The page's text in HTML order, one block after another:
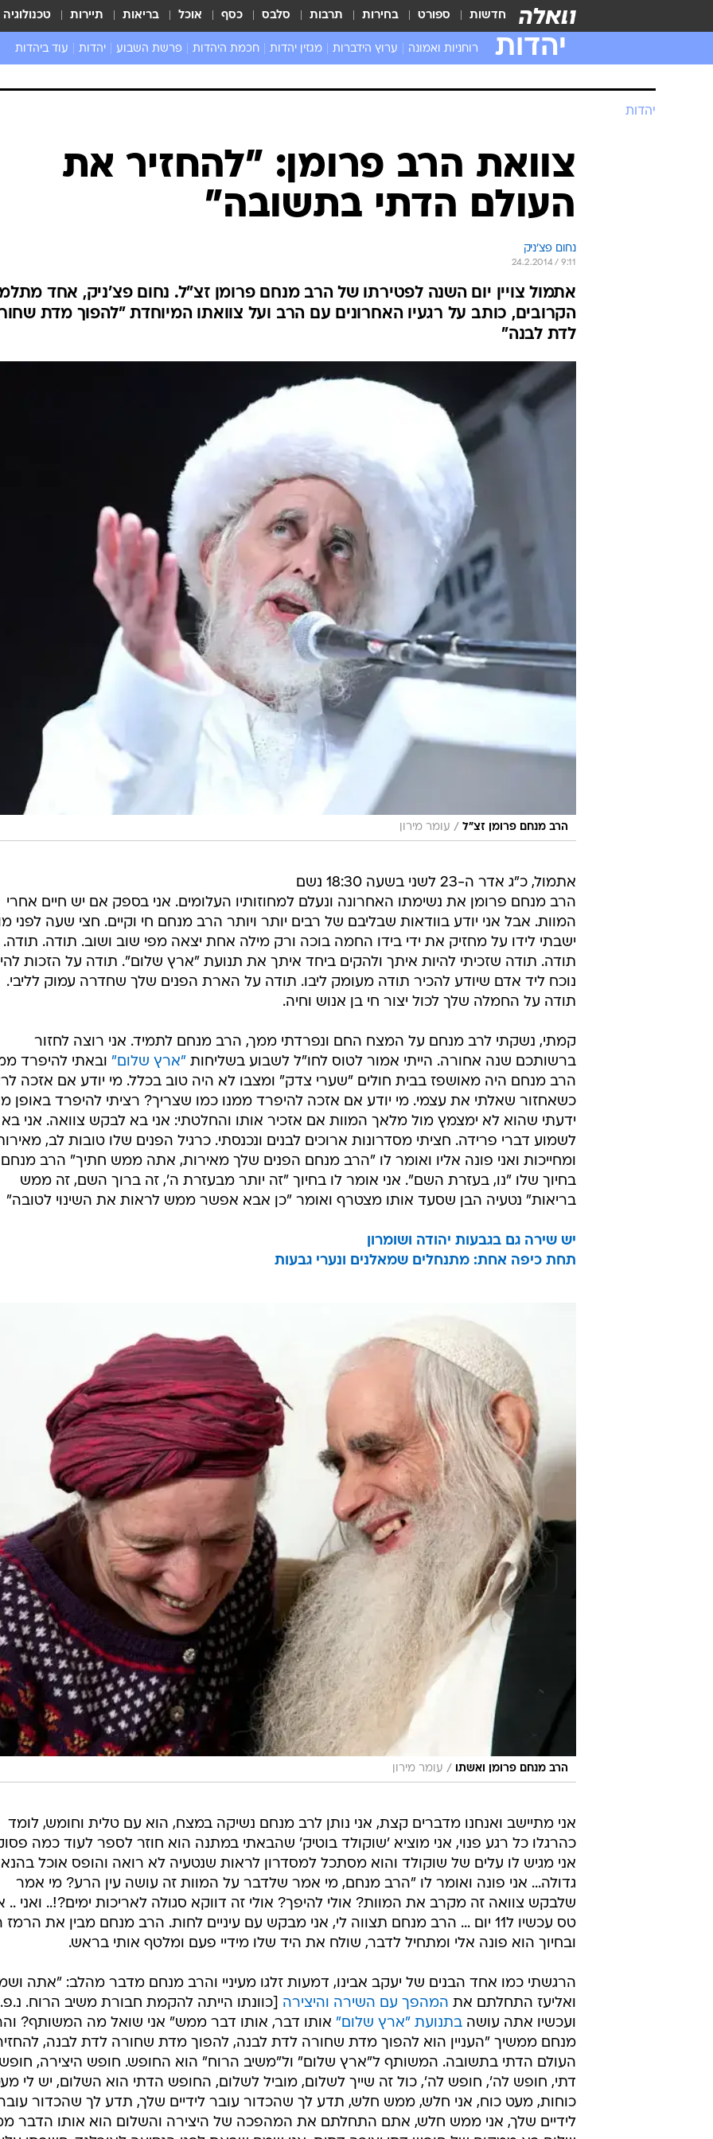
חדשות ספורט בחירות תרבות סלבס כסף אוכל בריאות תיירות טכנולוגיה
יהדות רוחניות ואמונה ערוץ הידברות מגזין יהדות חכמת היהדות פרשת השבוע יהדות עוד ביהדות
יהדות
צוואת הרב פרומן: "להחזיר את
העולם הדתי בתשובה"
נחום פצ'ניק
24.2.2014 / 9:11
אתמול צויין יום השנה לפטירתו של הרב מנחם פרומן זצ"ל. נחום פצ'ניק, אחד
הקרובים, כותב על רגעיו האחרונים עם הרב ועל צוואתו המיוחדת "להפוך מדת
לדת לבנה"
הרב מנחם פרומן זצ"ל / עומר מירון
אתמול, כ"ג אדר ה-23 לשני בשעה 18:30 נשם
הרב מנחם פרומן את נשימתו האחרונה ונעלם למחוזותיו העלומים. אני בספק אם יש חיים אחרי
המוות. אבל אני יודע בוודאות שבליבם של רבים יותר ויותר הרב מנחם חי וקיים. חצי שעה לפני
ישבתי לידו על מחזיק את ידי בידו החמה בוכה ורק מילה אחת יצאה מפי שוב ושוב. תודה. תודה.
תודה. תודה שזכיתי להיות איתך ולהקים ביחד איתך את תנועת "ארץ שלום". תודה על הזכות
נוכח ליד אדם שיודע להכיר תודה מעומק ליבו. תודה על הארת הפנים שלך שחדרה עמוק לליבי.
תודה על החמלה שלך לכול יצור חי בן אנוש וחיה.
קמתי, נשקתי לרב מנחם על המצח החם ונפרדתי ממך, הרב מנחם לתמיד. אני רוצה לחזור
ברשותכם שנה אחורה. הייתי אמור לטוס לחו"ל לשבוע בשליחות "ארץ שלום" ובאתי להיפרד
הרב מנחם היה מאושפז בבית חולים "שערי צדק" ומצבו לא היה טוב בכלל. מי יודע אם אזכה
כשאחזור שאלתי את עצמי. מי יודע אם אזכה להיפרד ממנו כמו שצריך? רציתי להיפרד באופן
ידעתי שהוא לא ימצמץ מול מלאך המוות אם אזכיר אותו והחלטתי: אני בא לבקש צוואה. אני בא
לשמוע דברי פרידה. חציתי מסדרונות ארוכים לבנים ונכנסתי. כרגיל הפנים שלו טובות לב,
ומחייכות ואני פונה אליו ואומר לו "הרב מנחם הפנים שלך מאירות, אתה ממש חתיך" הרב מנחם
בחיוך שלו "נו, בעזרת השם". אני אומר לו בחיוך "זה יותר מבעזרת ה', זה ברוך השם, זה ממש
בריאות" נטעיה הבן שסעד אותו מצטרף ואומר "כן אבא אפשר ממש לראות את השינוי לטובה"
יש שירה גם בגבעות יהודה ושומרון
תחת כיפה אחת: מתנחלים שמאלנים ונערי גבעות
הרב מנחם פרומן ואשתו / עומר מירון
אני מתיישב ואנחנו מדברים קצת, אני נותן לרב מנחם נשיקה במצח, הוא עם טלית וחומש, לומד
כהרגלו כל רגע פנוי, אני מוציא 'שוקולד בוטיק' שהבאתי במתנה הוא חוזר לספר לעוד כמה
אני מגיש לו עלים של שוקולד והוא מסתכל למסדרון לראות שנטעיה לא רואה והופס אוכל
גדולה... אני פונה ואומר לו "הרב מנחם, מי אמר שלדבר על המוות זה עושה עין הרע? מי אמר
שלבקש צוואה זה מקרב את המוות? אולי להיפך? אולי זה דווקא סגולה לאריכות ימים?!.. ואני ..
טס עכשיו ל11 יום ... הרב מנחם תצווה לי, אני מבקש עם עיניים לחות. הרב מנחם מבין את
ובחיוך הוא פונה אלי ומתחיל לדבר, שולח את היד שלו מידיי פעם ומלטף אותי בראש.
הרגשתי כמו אחד הבנים של יעקב אבינו, דמעות זלגו מעיניי והרב מנחם מדבר מהלב: "אתה
ואליעז התחלתם את המהפך עם השירה והיצירה [כוונתו הייתה להקמת חבורת משיב הרוח. נ.פ.]
ועכשיו אתה עושה בתנועת "ארץ שלום" אותו דבר, אותו דבר ממש" אני שואל מה המשותף?
מנחם ממשיך "העניין הוא להפוך מדת שחורה לדת לבנה, להפוך מדת שחורה לדת לבנה,
העולם הדתי בתשובה. המשותף ל"ארץ שלום" ול"משיב הרוח" הוא החופש. חופש היצירה, חופש
דתי, חופש לה', חופש לה', כול זה שייך לשלום, מוביל לשלום, החופש הדתי הוא השלום, יש לי
כוחות, מעט כוח, אני חלש, ממש חלש, תדע לך שהכדור עובר לידיים שלך, תדע לך שהכדור
לידיים שלך, אני ממש חלש, אתם התחלתם את המהפכה של היצירה והשלום הוא אותו הדבר